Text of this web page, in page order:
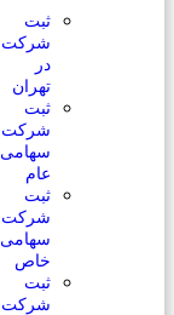
ثبت
شرکت
در
تهران
ثبت
شرکت
سهامی
عام
ثبت
شرکت
سهامی
خاص
ثبت
شرکت